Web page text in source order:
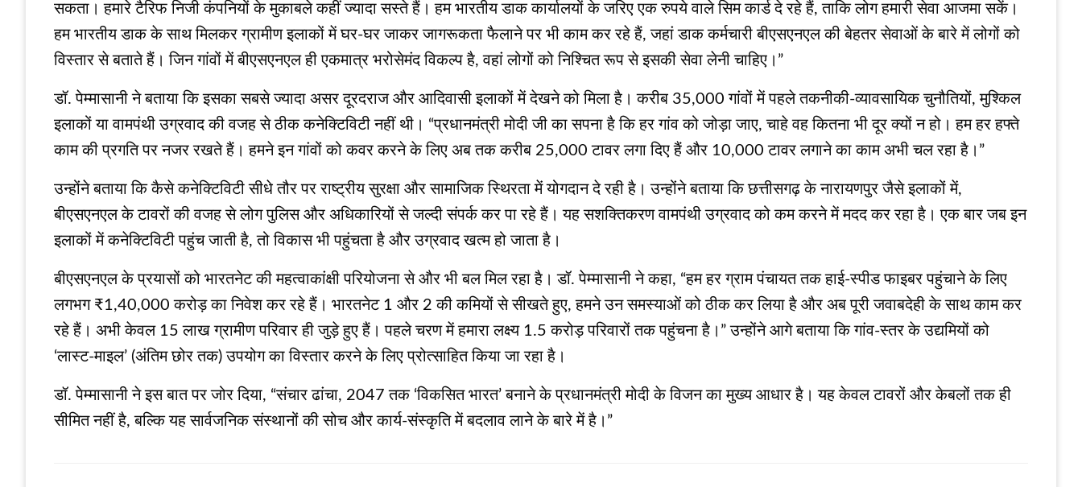
सकता। हमारे टैरिफ निजी कंपनियों के मुकाबले कहीं ज्यादा सस्ते हैं। हम भारतीय डाक कार्यालयों के जरिए एक रुपये वाले सिम कार्ड दे रहे हैं, ताकि लोग हमारी सेवा आजमा सकें।
हम भारतीय डाक के साथ मिलकर ग्रामीण इलाकों में घर-घर जाकर जागरूकता फैलाने पर भी काम कर रहे हैं, जहां डाक कर्मचारी बीएसएनएल की बेहतर सेवाओं के बारे में लोगों को
विस्तार से बताते हैं। जिन गांवों में बीएसएनएल ही एकमात्र भरोसेमंद विकल्प है, वहां लोगों को निश्चित रूप से इसकी सेवा लेनी चाहिए।”
डॉ. पेम्मासानी ने बताया कि इसका सबसे ज्यादा असर दूरदराज और आदिवासी इलाकों में देखने को मिला है। करीब 35,000 गांवों में पहले तकनीकी-व्यावसायिक चुनौतियों, मुश्किल
इलाकों या वामपंथी उग्रवाद की वजह से ठीक कनेक्टिविटी नहीं थी। “प्रधानमंत्री मोदी जी का सपना है कि हर गांव को जोड़ा जाए, चाहे वह कितना भी दूर क्यों न हो। हम हर हफ्ते
काम की प्रगति पर नजर रखते हैं। हमने इन गांवों को कवर करने के लिए अब तक करीब 25,000 टावर लगा दिए हैं और 10,000 टावर लगाने का काम अभी चल रहा है।”
उन्होंने बताया कि कैसे कनेक्टिविटी सीधे तौर पर राष्ट्रीय सुरक्षा और सामाजिक स्थिरता में योगदान दे रही है। उन्होंने बताया कि छत्तीसगढ़ के नारायणपुर जैसे इलाकों में,
बीएसएनएल के टावरों की वजह से लोग पुलिस और अधिकारियों से जल्दी संपर्क कर पा रहे हैं। यह सशक्तिकरण वामपंथी उग्रवाद को कम करने में मदद कर रहा है। एक बार जब इन
इलाकों में कनेक्टिविटी पहुंच जाती है, तो विकास भी पहुंचता है और उग्रवाद खत्म हो जाता है।
बीएसएनएल के प्रयासों को भारतनेट की महत्वाकांक्षी परियोजना से और भी बल मिल रहा है। डॉ. पेम्मासानी ने कहा, “हम हर ग्राम पंचायत तक हाई-स्पीड फाइबर पहुंचाने के लिए
लगभग ₹1,40,000 करोड़ का निवेश कर रहे हैं। भारतनेट 1 और 2 की कमियों से सीखते हुए, हमने उन समस्याओं को ठीक कर लिया है और अब पूरी जवाबदेही के साथ काम कर
रहे हैं। अभी केवल 15 लाख ग्रामीण परिवार ही जुड़े हुए हैं। पहले चरण में हमारा लक्ष्य 1.5 करोड़ परिवारों तक पहुंचना है।” उन्होंने आगे बताया कि गांव-स्तर के उद्यमियों को
‘लास्ट-माइल’ (अंतिम छोर तक) उपयोग का विस्तार करने के लिए प्रोत्साहित किया जा रहा है।
डॉ. पेम्मासानी ने इस बात पर जोर दिया, “संचार ढांचा, 2047 तक ‘विकसित भारत’ बनाने के प्रधानमंत्री मोदी के विजन का मुख्य आधार है। यह केवल टावरों और केबलों तक ही
सीमित नहीं है, बल्कि यह सार्वजनिक संस्थानों की सोच और कार्य-संस्कृति में बदलाव लाने के बारे में है।”